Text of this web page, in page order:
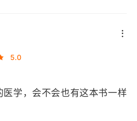
5.0
医学，会不会也有这本书一样